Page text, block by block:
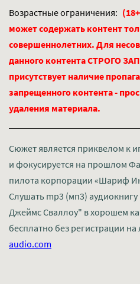
Возрастные ограничения:
может содержать контент
совершеннолетних. Для
данного контента СТРОГО
присутствует наличие
запрещенного контента -
удаления материала.
Сюжет является приквелом к
и фокусируется на прошлом
пилота корпорации «Шариф
Слушать mp3 (мп3)
Джеймс Сваллоу" в хорошем
бесплатно без регистрации
audio.com